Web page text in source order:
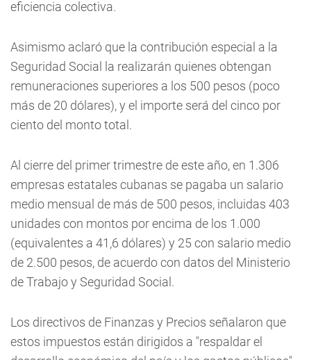
eficiencia colectiva.
Asimismo aclaró que la contribución especial a la
Seguridad Social la realizarán quienes obtengan
remuneraciones superiores a los 500 pesos (poco
más de 20 dólares), y el importe será del cinco por
ciento del monto total.
Al cierre del primer trimestre de este año, en 1.306
empresas estatales cubanas se pagaba un salario
medio mensual de más de 500 pesos, incluidas 403
unidades con montos por encima de los 1.000
(equivalentes a 41,6 dólares) y 25 con salario medio
de 2.500 pesos, de acuerdo con datos del Ministerio
de Trabajo y Seguridad Social.
Los directivos de Finanzas y Precios señalaron que
estos impuestos están dirigidos a "respaldar el